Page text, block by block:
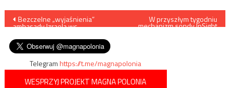
Nawigacja
wpisu
Bezczelne „wyjaśnienia”
ambasady Izraela ws.
W przyszłym tygodniu
mechanizm sondy InSight
Telegramhttps://t.me/magnapolonia
WESPRZYJ PROJEKT MAGNA POLONIA